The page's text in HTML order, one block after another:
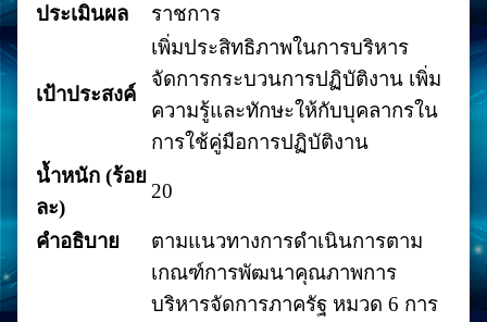
ประเมินผล
ราชการ
เป้าประสงค์
เพิ่มประสิทธิภาพในการบริหาร
จัดการกระบวนการปฏิบัติงาน เพิ่ม
ความรู้และทักษะให้กับบุคลากรใน
การใช้คู่มือการปฏิบัติงาน
น้ำหนัก (ร้อย
ละ)
20
คำอธิบาย
ตามแนวทางการดำเนินการตาม
เกณฑ์การพัฒนาคุณภาพการ
บริหารจัดการภาครัฐ หมวด 6 การ